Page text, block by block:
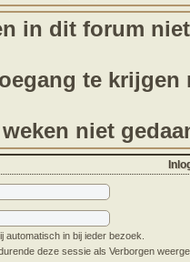
in dit forum
te
niet
automatisch in bij ieder bezoek.
deze sessie als Verborgen